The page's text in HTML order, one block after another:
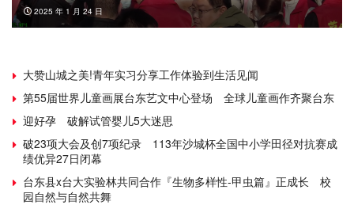
2025 年 1 月 24 日
大赞山城之美!青年实习分享工作体验到生活见闻
第55届世界儿童画展台东艺文中心登场 全球儿童画作齐聚台东
迎好孕 破解试管婴儿5大迷思
破23项大会及创7项纪录 113年沙城杯全国中小学田径对抗赛成
绩优异27日闭幕
台东县x台大实验林共同合作『生物多样性-甲虫篇』正成长 校
园自然与自然共舞